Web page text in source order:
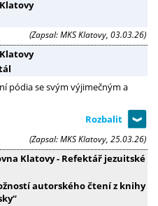
(Zapsal: MKS Klatovy, 03.03.26)
pódia se svým výjimečným a
(Zapsal: MKS Klatovy, 25.03.26)
Klatovy - Refektář jezuitské
autorského čtení z knihy